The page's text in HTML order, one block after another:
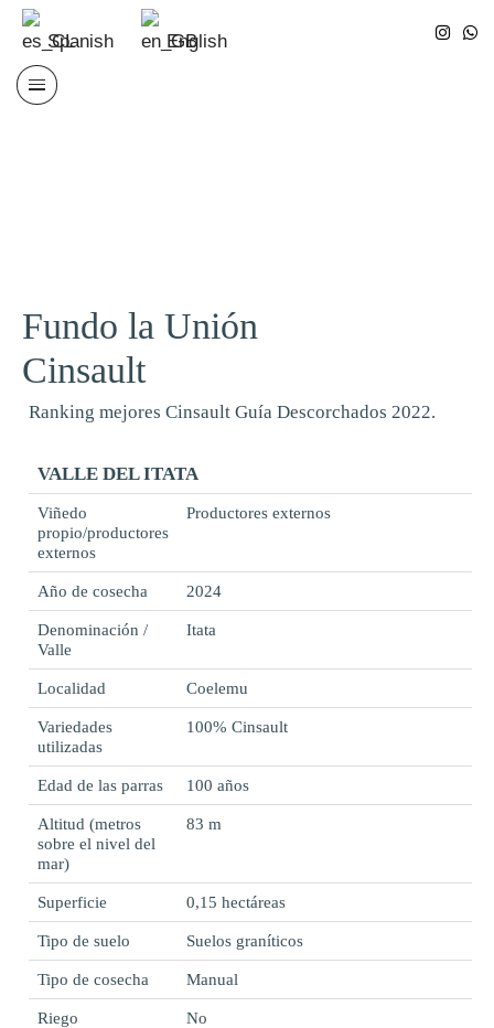
Saltar
al
Spanish English
Fundo la Unión
Cinsault
Ranking mejores Cinsault Guía Descorchados 2022.
VALLE DEL ITATA
Viñedo
propio/productores
externos
Productores externos
Año de cosecha 2024
Denominación /
Valle
Itata
Localidad Coelemu
Variedades
utilizadas
100% Cinsault
Edad de las parras 100 años
Altitud (metros
sobre el nivel del
mar)
83 m
Superficie 0,15 hectáreas
Tipo de suelo Suelos graníticos
Tipo de cosecha Manual
Riego No